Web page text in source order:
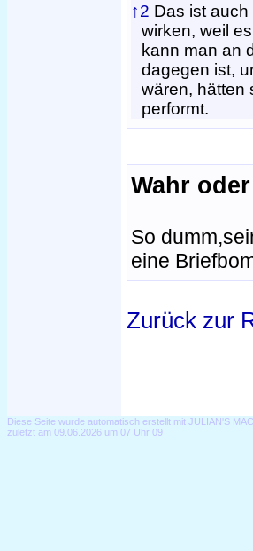
↑2 Das ist
wirken, weil
kann man an
dagegen ist,
wären, hätten
performt.
Wahr
So
eine
Zurück zur
Diese Seite wurde automatisch erstellt mit JULIAN'S
zuletzt am 09.06.2026 um 07 Uhr 09